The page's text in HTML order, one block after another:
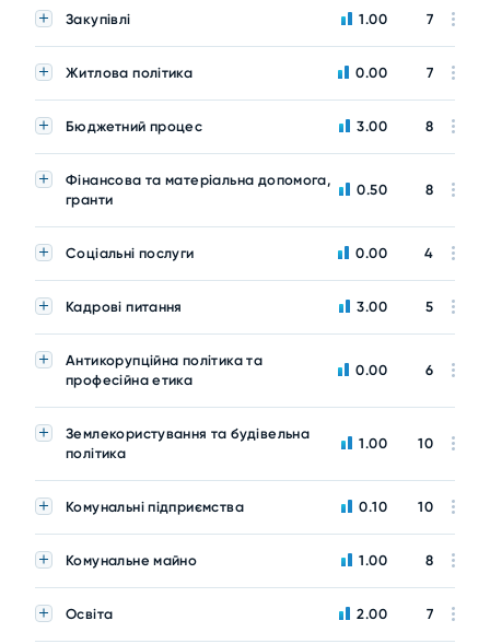
Закупівлі 1.00 7
Житлова політика 0.00 7
Бюджетний процес 3.00 8
Фінансова та матеріальна допомога,
гранти
0.50 8
Соціальні послуги 0.00 4
Кадрові питання 3.00 5
Антикорупційна політика та
професійна етика
0.00 6
Землекористування та будівельна
політика
1.00 10
Комунальні підприємства 0.10 10
Комунальне майно 1.00 8
Освіта 2.00 7